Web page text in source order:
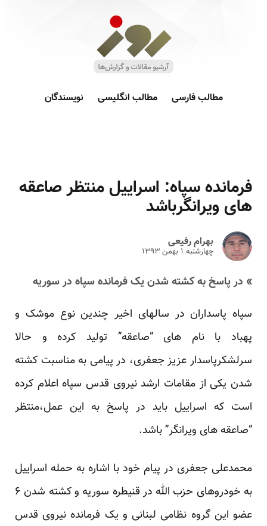
مطالب فارسی مطالب انگلیسی نویسندگان
فرمانده سپاه: اسراییل منتظر صاعقه
های ویرانگرباشد
بهرام رفیعی
چهارشنبه ۱ بهمن ۱۳۹۳
» در پاسخ به کشته شدن یک فرمانده سپاه در سوریه
سپاه پاسداران در سالهای اخیر چندین نوع موشک و
پهباد با نام های “صاعقه” تولید کرده و حالا
سرلشکرپاسدار عزیز جعفری، در پیامی به مناسبت کشته
شدن یکی از مقامات ارشد نیروی قدس سپاه اعلام کرده
است که اسراییل باید در پاسخ به این عمل،منتظر
“صاعقه های ویرانگر” باشد.
محمدعلی جعفری در پیام خود با اشاره به حمله اسراییل
به خودروهای حزب الله در قنیطره سوریه و کشته شدن ۶
عضو این گروه نظامی لبنانی و یک فرمانده نیروی قدس